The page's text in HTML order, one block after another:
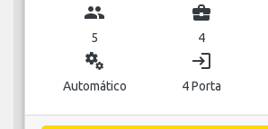
group
5
business_center
4
miscellaneous_services
Automático
login
4 Porta